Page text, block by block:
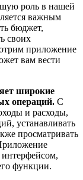
роль в нашей
важным
бюджет,
своих
приложение
вам вести
широкие
операций. С
и расходы,
устанавливать
просматривать
функции.